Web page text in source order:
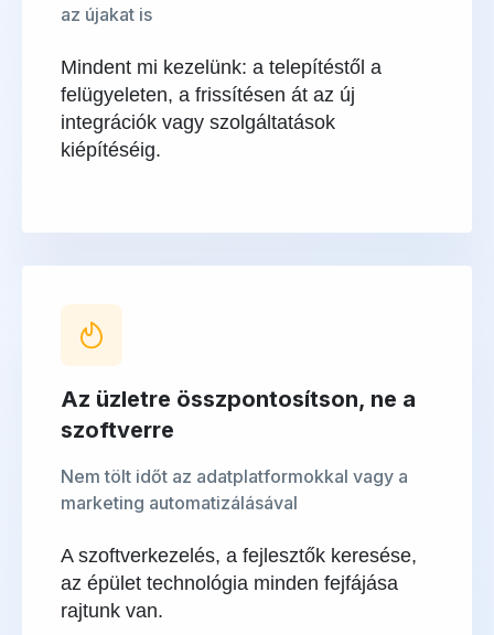
az újakat is
Mindent mi kezelünk: a telepítéstől a
felügyeleten, a frissítésen át az új
integrációk vagy szolgáltatások
kiépítéséig.
Az üzletre összpontosítson, ne a
szoftverre
Nem tölt időt az adatplatformokkal vagy a
marketing automatizálásával
A szoftverkezelés, a fejlesztők keresése,
az épület technológia minden fejfájása
rajtunk van.